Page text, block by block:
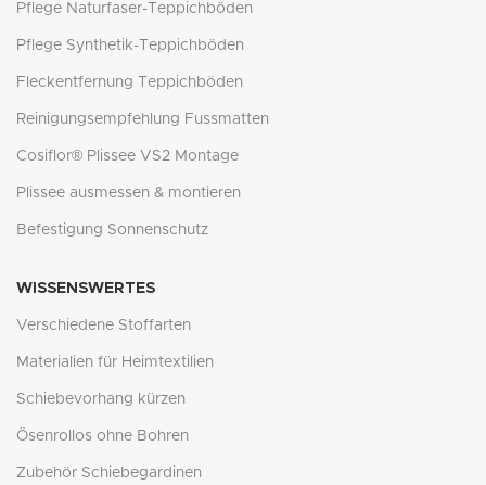
Pflege Naturfaser-Teppichböden
Pflege Synthetik-Teppichböden
Fleckentfernung Teppichböden
Reinigungsempfehlung Fussmatten
Cosiflor® Plissee VS2 Montage
Plissee ausmessen & montieren
Befestigung Sonnenschutz
WISSENSWERTES
Verschiedene Stoffarten
Materialien für Heimtextilien
Schiebevorhang kürzen
Ösenrollos ohne Bohren
Zubehör Schiebegardinen